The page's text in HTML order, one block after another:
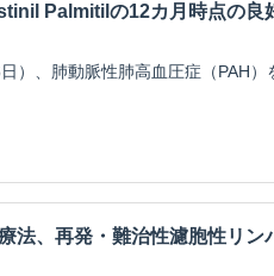
Palmitilの12カ月時点の良
、肺動脈性肺高血圧症（PAH）
法、再発・難治性濾胞性リン